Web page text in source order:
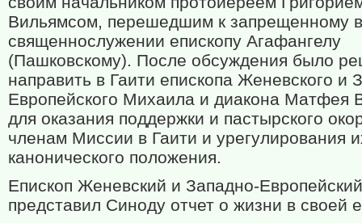
Вильямсом, перешедшим к запрещенному в
священнослужении епископу Агафангелу
(Пашковскому). После обсуждения было
направить в Гаити епископа Женевского и
Европейского Михаила и диакона Матфея
для оказания поддержки и пастырского
членам Миссии в Гаити и урегулирования
канонического положения.
Епископ Женевский и Западно-
представил Синоду отчет о жизни в своей